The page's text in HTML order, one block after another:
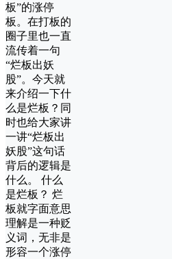
板”的涨停
板。在打板的
圈子里也一直
流传着一句
“烂板出妖
股”。今天就
来介绍一下什
么是烂板？同
时也给大家讲
一讲“烂板出
妖股”这句话
背后的逻辑是
什么。 什么
是烂板？ 烂
板就字面意思
理解是一种贬
义词，无非是
形容一个涨停